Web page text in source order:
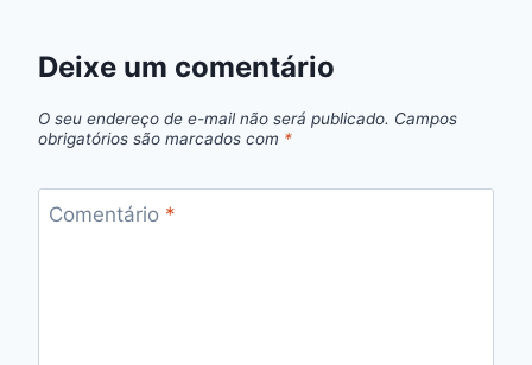
Deixe um comentário
O seu endereço de e-mail não será publicado. Campos
obrigatórios são marcados com *
Comentário *